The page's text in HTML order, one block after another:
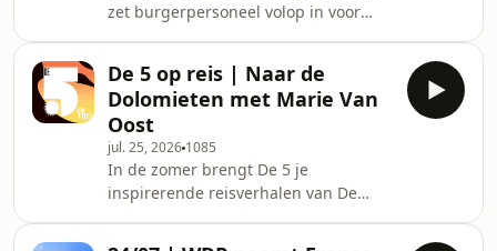
zet burgerpersoneel volop in voor
raadplegen van politiedatabanken en
het aansturen van operaties. De
toezichthouder stelt zich vragen.De
klimaatverandering maakt Zuid-
Europa kurkdroog en dus zeer
brandbaar, maar ook slecht
bosbeheer jaagt de vlammen aan.
Moeten we net m&eacute;&eacute;r
De 5 op reis | Naar de
Dolomieten met Marie Van
Oost
jul. 25, 2026 1085
In de zomer brengt De 5 je
inspirerende reisverhalen van De